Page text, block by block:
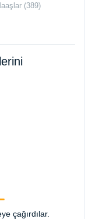
(389)
çağırdılar.